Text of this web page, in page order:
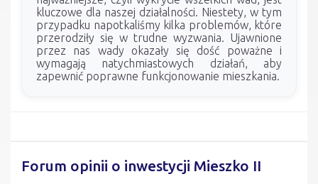
kluczowe dla naszej działalności. Niestety, w tym
przypadku napotkaliśmy kilka problemów, które
przerodziły się w trudne wyzwania. Ujawnione
przez nas wady okazały się dość poważne i
wymagają natychmiastowych działań, aby
zapewnić poprawne funkcjonowanie mieszkania.
Forum opinii o inwestycji Mieszko II